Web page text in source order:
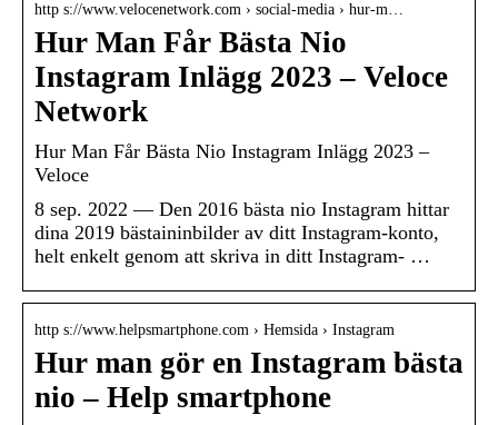
http s://www.velocenetwork.com › social-media › hur-m…
Hur Man Får Bästa Nio
Instagram Inlägg 2023 – Veloce
Network
Hur Man Får Bästa Nio Instagram Inlägg 2023 –
Veloce
8 sep. 2022 — Den 2016 bästa nio Instagram hittar
dina 2019 bästaininbilder av ditt Instagram-konto,
helt enkelt genom att skriva in ditt Instagram- …
http s://www.helpsmartphone.com › Hemsida › Instagram
Hur man gör en Instagram bästa
nio – Help smartphone